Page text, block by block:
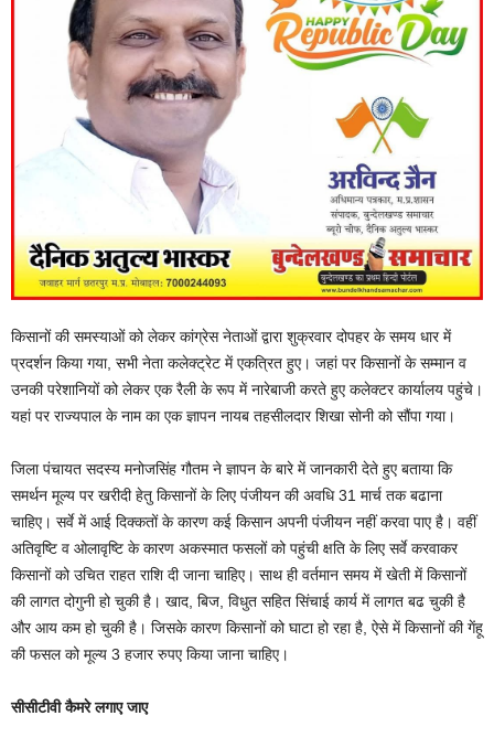
किसानों की समस्याओं को लेकर कांग्रेस नेताओं द्वारा शुक्रवार दोपहर के समय धार में
प्रदर्शन किया गया, सभी नेता कलेक्ट्रेट में एकत्रित हुए। जहां पर किसानों के सम्मान व
उनकी परेशानियों को लेकर एक रैली के रूप में नारेबाजी करते हुए कलेक्टर कार्यालय पहुंचे।
यहां पर राज्यपाल के नाम का एक ज्ञापन नायब तहसीलदार शिखा सोनी को सौंपा गया।
जिला पंचायत सदस्य मनोजसिंह गौतम ने ज्ञापन के बारे में जानकारी देते हुए बताया कि
समर्थन मूल्य पर खरीदी हेतु किसानों के लिए पंजीयन की अवधि 31 मार्च तक बढाना
चाहिए। सर्वे में आई दिक्कतों के कारण कई किसान अपनी पंजीयन नहीं करवा पाए है। वहीं
अतिवृष्टि व ओलावृष्टि के कारण अकस्मात फसलों को पहुंची क्षति के लिए सर्वे करवाकर
किसानों को उचित राहत राशि दी जाना चाहिए। साथ ही वर्तमान समय में खेती में किसानों
की लागत दोगुनी हो चुकी है। खाद, बिज, विधुत सहित सिंचाई कार्य में लागत बढ चुकी है
और आय कम हो चुकी है। जिसके कारण किसानों को घाटा हो रहा है, ऐसे में किसानों की गेंहू
की फसल को मूल्य 3 हजार रुपए किया जाना चाहिए।
सीसीटीवी कैमरे लगाए जाए